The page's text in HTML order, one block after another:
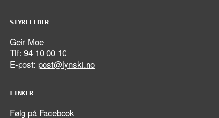
STYRELEDER
Geir Moe
Tlf: 94 10 00 10
E-post: post@lynski.no
LINKER
Følg på Facebook